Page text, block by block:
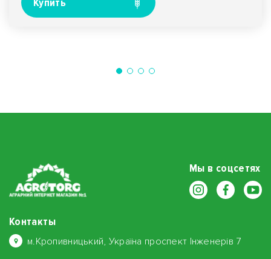
Мы в соцсетях
Контакты
м.Кропивницький, Україна проспект Інженерів 7